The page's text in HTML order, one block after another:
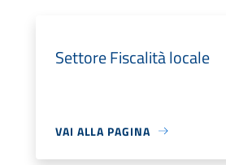
Settore Fiscalità locale
VAI ALLA PAGINA